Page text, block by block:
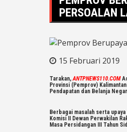
PERSOALAN
15 Februari 2019
Tarakan,ANTPNEWS110.COM
Provinsi (Pemprov)
Pendapatan dan Belanja
Berbagai masalah serta
Komisi II Dewan Perwakilan
Masa Persidangan III Tahun